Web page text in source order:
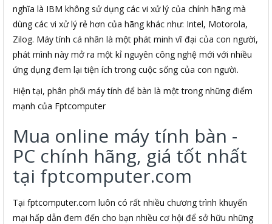
nghĩa là IBM không sử dụng các vi xử lý của chính hãng mà
dùng các vi xử lý rẻ hơn của hãng khác như: Intel, Motorola,
Zilog. Máy tính cá nhân là một phát minh vĩ đại của con người,
phát mình này mở ra một kỉ nguyên công nghệ mới với nhiều
ứng dụng đem lại tiện ích trong cuộc sống của con người.
Hiện tại, phân phối máy tính để bàn là một trong những điểm
mạnh của Fptcomputer
Mua online máy tính bàn -
PC chính hãng, giá tốt nhất
tại fptcomputer.com
Tại fptcomputer.com luôn có rất nhiều chương trình khuyến
mại hấp dẫn đem đến cho bạn nhiều cơ hội để sở hữu những